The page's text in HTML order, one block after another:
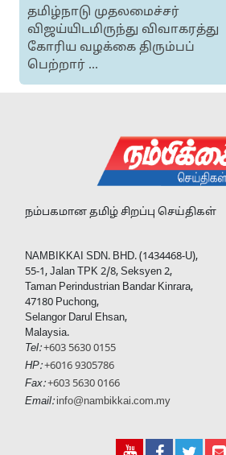
தமிழ்நாடு முதலமைச்சர்
விஜய்யிடமிருந்து விவாகரத்து
கோரிய வழக்கை திரும்பப்
பெற்றார் ...
நம்பகமான தமிழ் சிறப்பு செய்திகள்
NAMBIKKAI SDN. BHD. (1434468-U),
55-1, Jalan TPK 2/8, Seksyen 2,
Taman Perindustrian Bandar Kinrara,
47180 Puchong,
Selangor Darul Ehsan,
Malaysia.
Tel:+603 5630 0155
HP:+6016 9305786
Fax: +603 5630 0166
Email: info@nambikkai.com.my